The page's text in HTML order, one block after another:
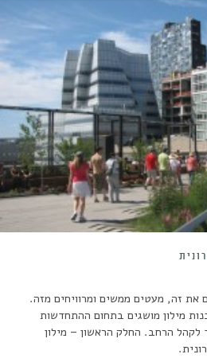
את זה, מעטים ממשים ומרוויחים מזה.
מילון מושגים בתחום ההתחדשות
לקהל הרחב. החלק הראשון – מילון